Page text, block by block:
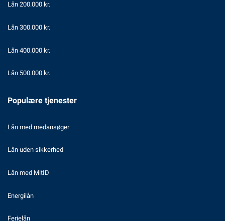
Lån 200.000 kr.
Lån 300.000 kr.
Lån 400.000 kr.
Lån 500.000 kr.
Populære tjenester
Lån med medansøger
Lån uden sikkerhed
Lån med MitID
Energilån
Ferielån